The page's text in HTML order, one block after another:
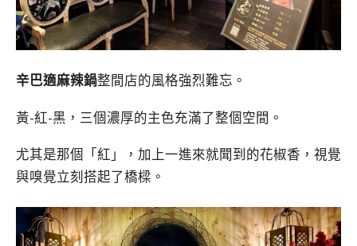
辛巴適麻辣鍋整間店的風格強烈難忘。
黃-紅-黑，三個濃厚的主色充滿了整個空間。
尤其是那個「紅」，加上一進來就聞到的花椒香，視覺
與嗅覺立刻搭起了橋樑。